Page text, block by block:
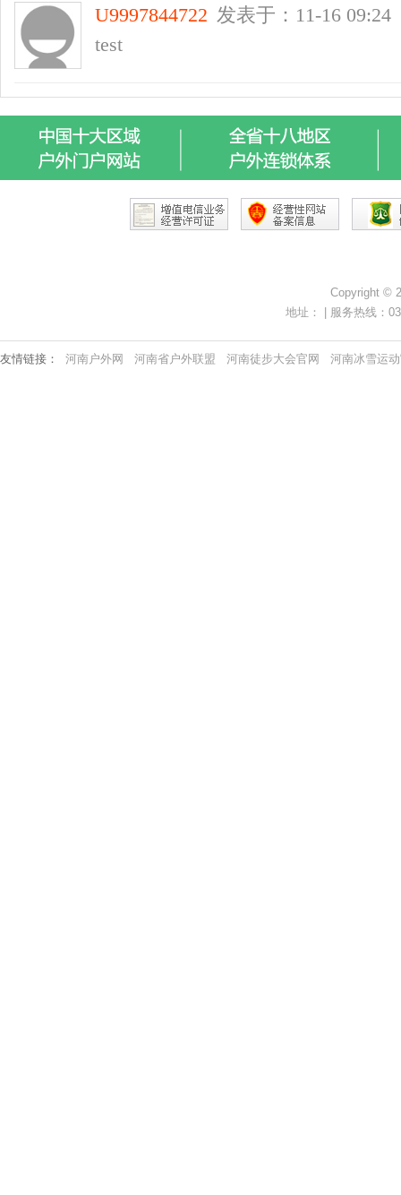
Copyright ©
地址： | 服务热线：
友情链接： 河南户外网 河南省户外联盟 河南徒步大会官网 河南冰雪运